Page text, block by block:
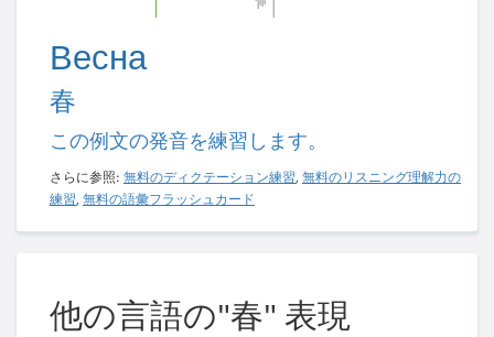
Весна
春
この例文の発音を練習します。
さらに参照: 無料のディクテーション練習, 無料のリスニング理解力の
練習, 無料の語彙フラッシュカード
他の言語の"春" 表現